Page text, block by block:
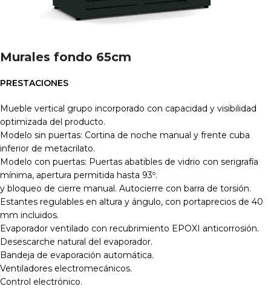
Murales fondo 65cm
PRESTACIONES
Mueble vertical grupo incorporado con capacidad y visibilidad
optimizada del producto.
Modelo sin puertas: Cortina de noche manual y frente cuba
inferior de metacrilato.
Modelo con puertas: Puertas abatibles de vidrio con serigrafía
mínima, apertura permitida hasta 93º.
y bloqueo de cierre manual. Autocierre con barra de torsión.
Estantes regulables en altura y ángulo, con portaprecios de 40
mm incluidos.
Evaporador ventilado con recubrimiento EPOXI anticorrosión.
Desescarche natural del evaporador.
Bandeja de evaporación automática.
Ventiladores electromecánicos.
Control electrónico.